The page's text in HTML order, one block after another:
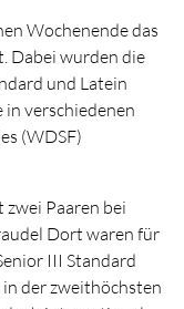
Wochenende das
Dabei wurden die
und Latein
verschiedenen
(WDSF)
zwei Paaren bei
Dort waren für
III Standard
der zweithöchsten